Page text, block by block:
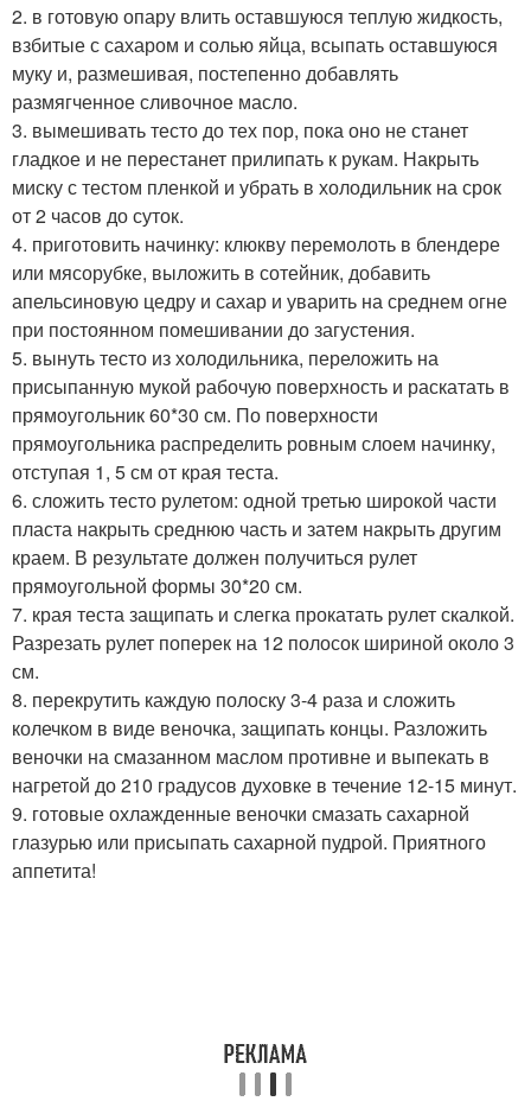
2. в готовую опару влить оставшуюся теплую жидкость,
взбитые с сахаром и солью яйца, всыпать оставшуюся
муку и, размешивая, постепенно добавлять
размягченное сливочное масло.
3. вымешивать тесто до тех пор, пока оно не станет
гладкое и не перестанет прилипать к рукам. Накрыть
миску с тестом пленкой и убрать в холодильник на срок
от 2 часов до суток.
4. приготовить начинку: клюкву перемолоть в блендере
или мясорубке, выложить в сотейник, добавить
апельсиновую цедру и сахар и уварить на среднем огне
при постоянном помешивании до загустения.
5. вынуть тесто из холодильника, переложить на
присыпанную мукой рабочую поверхность и раскатать в
прямоугольник 60*30 см. По поверхности
прямоугольника распределить ровным слоем начинку,
отступая 1, 5 см от края теста.
6. сложить тесто рулетом: одной третью широкой части
пласта накрыть среднюю часть и затем накрыть другим
краем. В результате должен получиться рулет
прямоугольной формы 30*20 см.
7. края теста защипать и слегка прокатать рулет скалкой.
Разрезать рулет поперек на 12 полосок шириной около 3
см.
8. перекрутить каждую полоску 3-4 раза и сложить
колечком в виде веночка, защипать концы. Разложить
веночки на смазанном маслом противне и выпекать в
нагретой до 210 градусов духовке в течение 12-15 минут.
9. готовые охлажденные веночки смазать сахарной
глазурью или присыпать сахарной пудрой. Приятного
аппетита!